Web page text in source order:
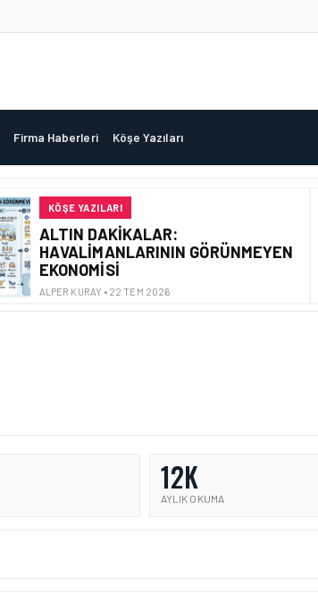
Firma Haberleri Köşe Yazıları
KÖŞE YAZILARI
ALTIN DAKIKALAR:
HAVALIMANLARININ GÖRÜNMEYEN
EKONOMISI
ALPER KURAY • 22 TEM 2026
12K
AYLIK OKUMA